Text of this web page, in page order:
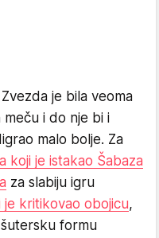
je bila veoma
i do nje bi i
malo bolje. Za
koji je istakao Šabaza
za slabiju igru
kritikovao obojicu,
formu